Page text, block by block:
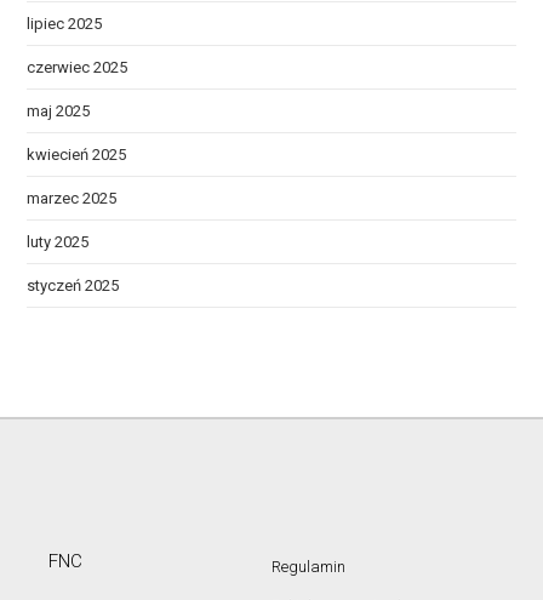
lipiec 2025
czerwiec 2025
maj 2025
kwiecień 2025
marzec 2025
luty 2025
styczeń 2025
FNC Regulamin